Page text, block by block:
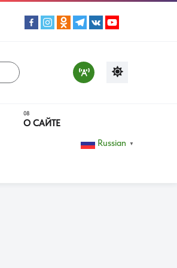
О САЙТЕ
Russian ▼